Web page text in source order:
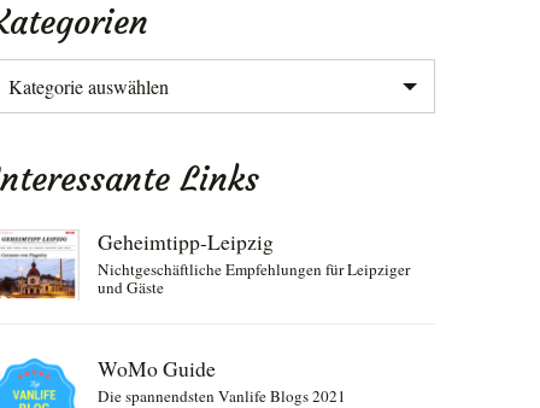
Kategorien
Links
Geheimtipp-Leipzig
Nichtgeschäftliche Empfehlungen für Leipziger
und Gäste
WoMo Guide
Die spannendsten Vanlife Blogs 2021